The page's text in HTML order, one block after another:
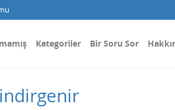
Kategoriler Bir Soru Sor